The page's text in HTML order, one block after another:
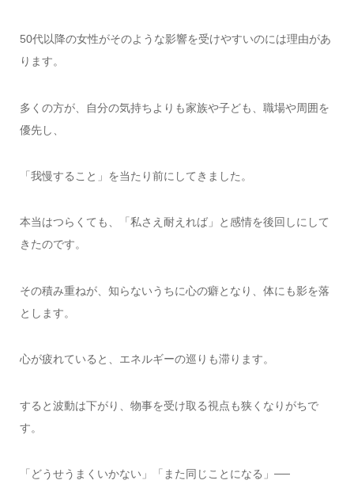
50代以降の女性がそのような影響を受けやすいのには理由があ
ります。
多くの方が、自分の気持ちよりも家族や子ども、職場や周囲を
優先し、
「我慢すること」を当たり前にしてきました。
本当はつらくても、「私さえ耐えれば」と感情を後回しにして
きたのです。
その積み重ねが、知らないうちに心の癖となり、体にも影を落
とします。
心が疲れていると、エネルギーの巡りも滞ります。
すると波動は下がり、物事を受け取る視点も狭くなりがちで
す。
「どうせうまくいかない」「また同じことになる」──